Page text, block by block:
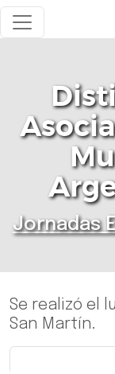
Jornadas
Se realizó el
San Martín.